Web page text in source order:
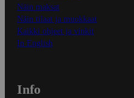
Näin maksat
Näin tilaat ja muokkaat
Kaikki ohjeet ja vinkit
In English
Info